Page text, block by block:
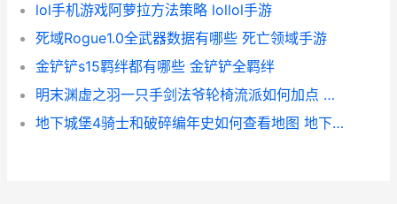
lol手机游戏阿萝拉方法策略 lollol手游
死域Rogue1.0全武器数据有哪些 死亡领域手游
金铲铲s15羁绊都有哪些 金铲铲全羁绊
明末渊虚之羽一只手剑法爷轮椅流派如何加点 明末渊虚之羽一共几个凿子
地下城堡4骑士和破碎编年史如何查看地图 地下城堡4骑士比武阵容搭配